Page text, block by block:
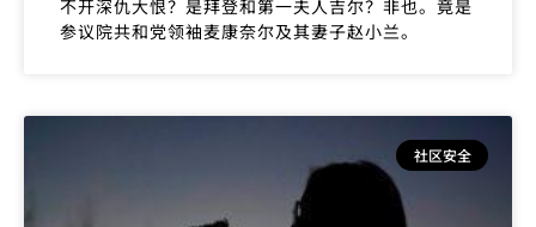
不开深仇大恨？是拜登和第一夫人吉尔？非也。竟是
参议院共和党领袖麦康奈尔及其妻子赵小兰。
社区安全